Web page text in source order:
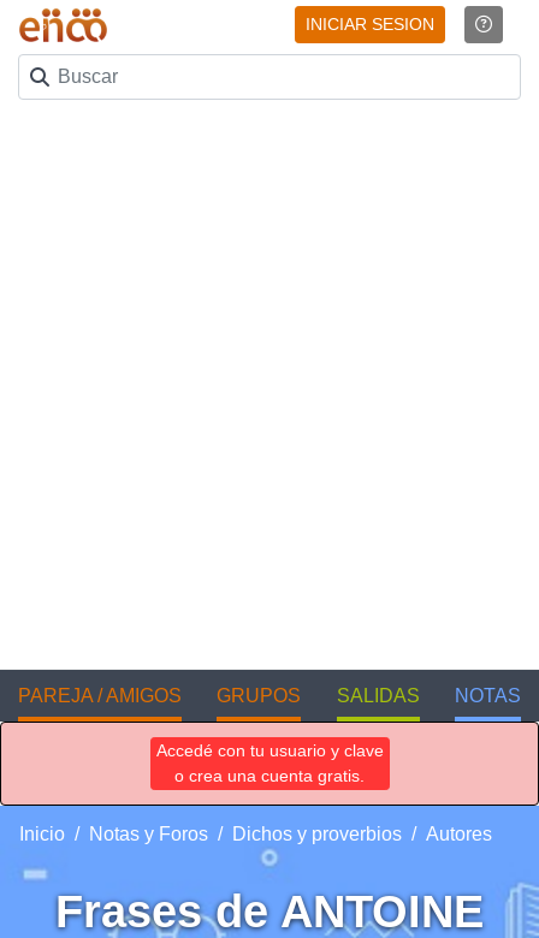
INICIAR SESION
PAREJA / AMIGOS GRUPOS SALIDAS NOTAS
Accedé con tu usuario y clave
o crea una cuenta gratis.
Inicio Notas y Foros Dichos y proverbios Autores
Frases de ANTOINE